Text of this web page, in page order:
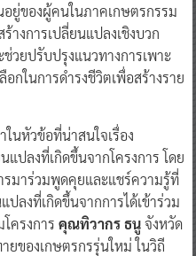
ยู่ของผู้คนในภาคเกษตรกรรม
างการเปลี่ยนแปลงเชิงบวก
ช่วยปรับปรุงแนวทางการเพาะ
กในการดำรงชีวิตเพื่อสร้างราย
ในหัวข้อที่น่าสนใจเรื่อง
ปลงที่เกิดขึ้นจากโครงการ โดย
รมาร่วมพูดคุยและแชร์ความรู้ที่
ลงที่เกิดขึ้นจากการได้เข้าร่วม
ครงการ คุณทิวากร ธนูจังหวัด
ยของเกษตรกรรุ่นใหม่ ในวิถี